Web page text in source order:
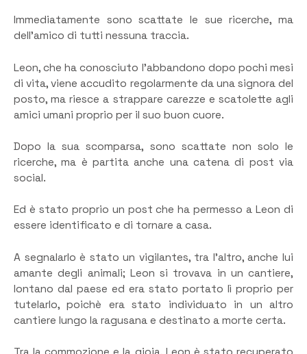
Immediatamente sono scattate le sue ricerche, ma
dell’amico di tutti nessuna traccia.
Leon, che ha conosciuto l’abbandono dopo pochi mesi
di vita, viene accudito regolarmente da una signora del
posto, ma riesce a strappare carezze e scatolette agli
amici umani proprio per il suo buon cuore.
Dopo la sua scomparsa, sono scattate non solo le
ricerche, ma è partita anche una catena di post via
social.
Ed è stato proprio un post che ha permesso a Leon di
essere identificato e di tornare a casa.
A segnalarlo è stato un vigilantes, tra l’altro, anche lui
amante degli animali; Leon si trovava in un cantiere,
lontano dal paese ed era stato portato lì proprio per
tutelarlo, poichè era stato individuato in un altro
cantiere lungo la ragusana e destinato a morte certa.